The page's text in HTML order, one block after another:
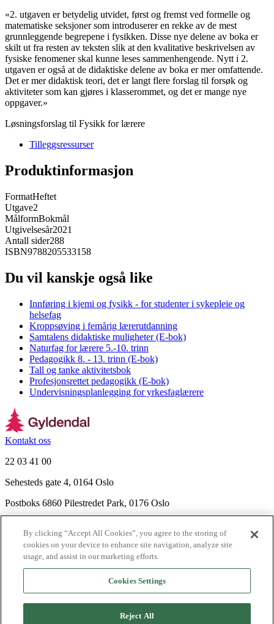
«2. utgaven er betydelig utvidet, først og fremst ved formelle og
matematiske seksjoner som introduserer en rekke av de mest
grunnleggende begrepene i fysikken. Disse nye delene av boka er
skilt ut fra resten av teksten slik at den kvalitative beskrivelsen av
fysiske fenomener skal kunne leses sammenhengende. Nytt i 2.
utgaven er også at de didaktiske delene av boka er mer omfattende.
Det er mer didaktisk teori, det er langt flere forslag til forsøk og
aktiviteter som kan gjøres i klasserommet, og det er mange nye
oppgaver.»
Løsningsforslag til Fysikk for lærere
Tilleggsressurser
Produktinformasjon
FormatHeftet
Utgave2
MålformBokmål
Utgivelsesår2021
Antall sider288
ISBN9788205533158
Du vil kanskje også like
Innføring i kjemi og fysikk - for studenter i sykepleie og
helsefag
Kroppsøving i femårig lærerutdanning
Samtalens didaktiske muligheter (E-bok)
Naturfag for lærere 5.-10. trinn
Pedagogikk 8. - 13. trinn (E-bok)
Tall og tanke aktivitetsbok
Profesjonsrettet pedagogikk (E-bok)
Undervisningsplanlegging for yrkesfaglærere
Kontakt oss
22 03 41 00
Sehesteds gate 4, 0164 Oslo
Postboks 6860 Pilestredet Park, 0176 Oslo
Nyhetsbrev
Ledige stillinger
Send inn manus
By clicking “Accept All Cookies”, you agree to the storing of
cookies on your device to enhance site navigation, analyze site
usage, and assist in our marketing efforts.
Cookies Settings
Reject All